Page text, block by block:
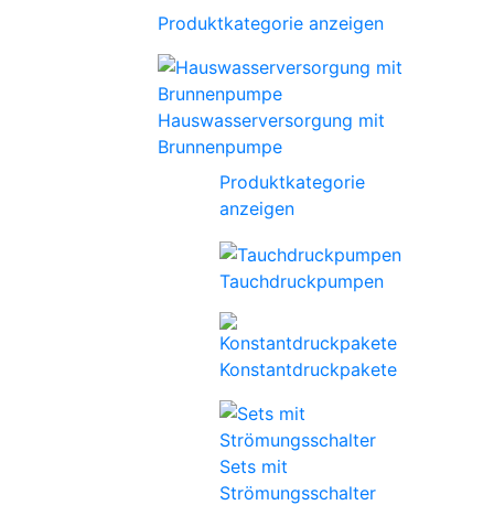
Produktkategorie anzeigen
Hauswasserversorgung mit
Brunnenpumpe
Produktkategorie
anzeigen
Tauchdruckpumpen
Konstantdruckpakete
Sets mit
Strömungsschalter